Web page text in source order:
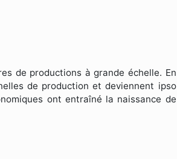
de productions à grande échelle. En
de production et deviennent ipso
ont entraîné la naissance de